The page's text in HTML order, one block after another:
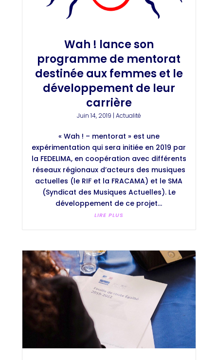
Wah ! lance son
programme de mentorat
destinée aux femmes et le
développement de leur
carrière
Juin 14, 2019 | Actualité
« Wah ! – mentorat » est une
expérimentation qui sera initiée en 2019 par
la FEDELIMA, en coopération avec différents
réseaux régionaux d’acteurs des musiques
actuelles (le RIF et la FRACAMA) et le SMA
(Syndicat des Musiques Actuelles). Le
développement de ce projet...
LIRE PLUS